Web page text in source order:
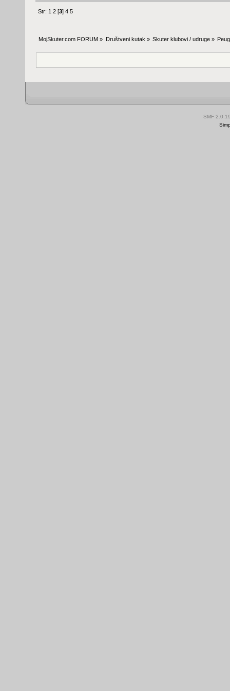
Str: 1 2 [3]4 5
MojSkuter.com FORUM » Društveni kutak » Skuter klubovi / udruge»
SMF